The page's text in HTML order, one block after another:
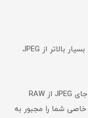
RAW یک فرمت آرشیوی با انعطاف‌پذیری بسیار بالاتر از JPEG
هر زمان که امکانش را داشته باشید، به جای JPEG از RAW
شما را مجبور به